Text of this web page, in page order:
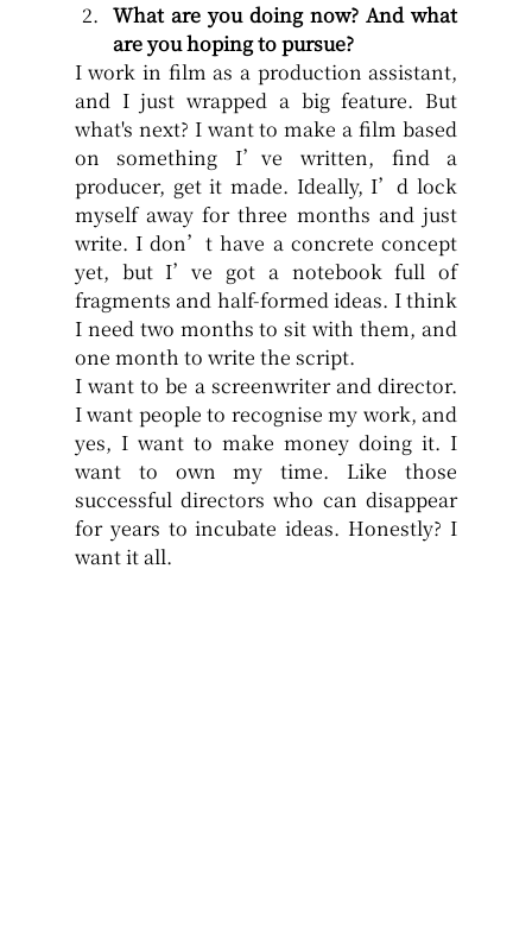
What are you doing now? And what
are you hoping to pursue?
I work in film as a production assistant,
and I just wrapped a big feature. But
what's next? I want to make a film based
on something I’ve written, find a
producer, get it made. Ideally, I’d lock
myself away for three months and just
write. I don’t have a concrete concept
yet, but I’ve got a notebook full of
fragments and half-formed ideas. I think
I need two months to sit with them, and
one month to write the script.
I want to be a screenwriter and director.
I want people to recognise my work, and
yes, I want to make money doing it. I
want to own my time. Like those
successful directors who can disappear
for years to incubate ideas. Honestly? I
want it all.